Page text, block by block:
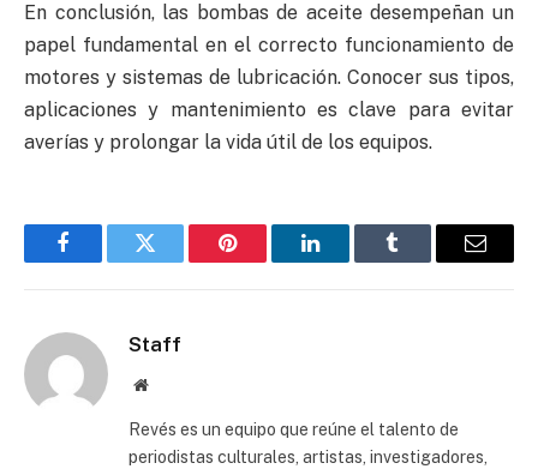
En conclusión, las bombas de aceite desempeñan un
papel fundamental en el correcto funcionamiento de
motores y sistemas de lubricación. Conocer sus tipos,
aplicaciones y mantenimiento es clave para evitar
averías y prolongar la vida útil de los equipos.
FacebookTwitter Pinterest LinkedInTumblr Email
Staff
Website
Revés es un equipo que reúne el talento de
periodistas culturales, artistas, investigadores,